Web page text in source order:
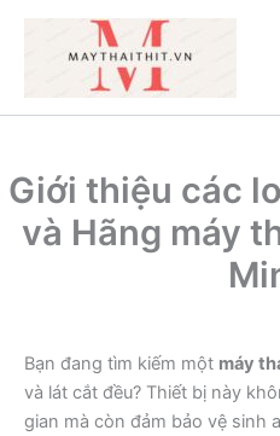
dung
Giới thiệu các
và Hãng máy
Bạn đang tìm kiếm một máy
và lát cắt đều? Thiết bị này
gian mà còn đảm bảo vệ sinh